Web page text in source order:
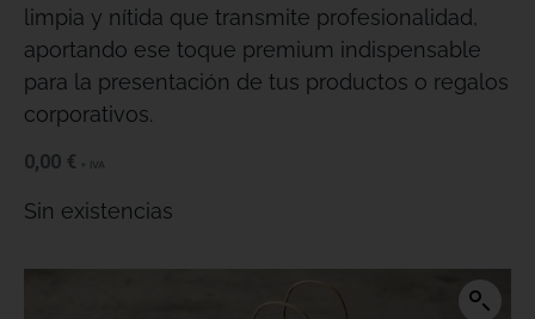
limpia y nítida que transmite profesionalidad,
aportando ese toque premium indispensable
para la presentación de tus productos o regalos
corporativos.
0,00 € + IVA
Sin existencias